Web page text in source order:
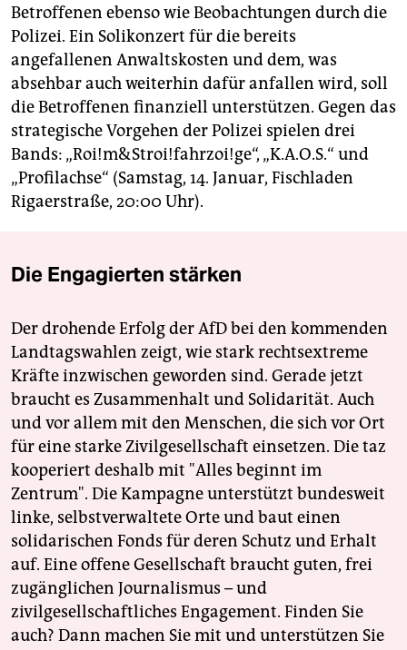
Betroffenen ebenso wie Beobachtungen durch die
Polizei. Ein Solikonzert für die bereits
angefallenen Anwaltskosten und dem, was
absehbar auch weiterhin dafür anfallen wird, soll
die Betroffenen finanziell unterstützen. Gegen das
strategische Vorgehen der Polizei spielen drei
Bands: „Roi!m&Stroi!fahrzoi!ge“, „K.A.O.S.“ und
„Profilachse“ (Samstag, 14. Januar, Fischladen
Rigaerstraße, 20:00 Uhr).
Die Engagierten stärken
Der drohende Erfolg der AfD bei den kommenden
Landtagswahlen zeigt, wie stark rechtsextreme
Kräfte inzwischen geworden sind. Gerade jetzt
braucht es Zusammenhalt und Solidarität. Auch
und vor allem mit den Menschen, die sich vor Ort
für eine starke Zivilgesellschaft einsetzen. Die taz
kooperiert deshalb mit "Alles beginnt im
Zentrum". Die Kampagne unterstützt bundesweit
linke, selbstverwaltete Orte und baut einen
solidarischen Fonds für deren Schutz und Erhalt
auf. Eine offene Gesellschaft braucht guten, frei
zugänglichen Journalismus – und
zivilgesellschaftliches Engagement. Finden Sie
auch? Dann machen Sie mit und unterstützen Sie